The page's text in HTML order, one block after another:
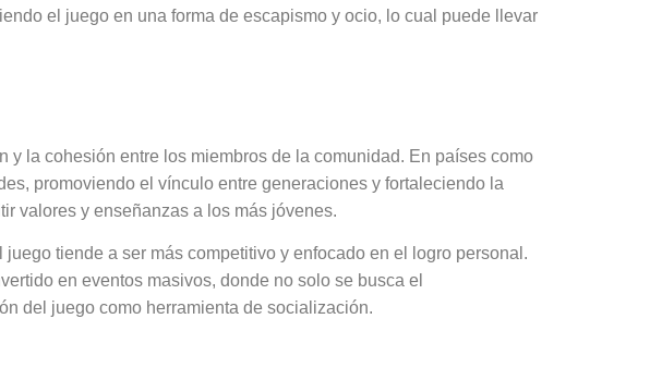
el juego en una forma de escapismo y ocio, lo cual puede llevar
la cohesión entre los miembros de la comunidad. En países como
promoviendo el vínculo entre generaciones y fortaleciendo la
valores y enseñanzas a los más jóvenes.
tiende a ser más competitivo y enfocado en el logro personal.
en eventos masivos, donde no solo se busca el
del juego como herramienta de socialización.